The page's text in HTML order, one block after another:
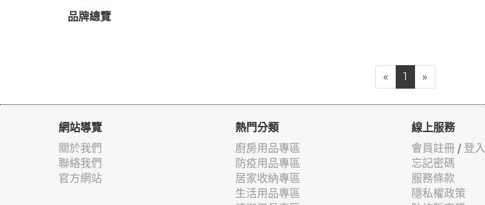
品牌總覽
« 1 »
網站導覽
關於我們
聯絡我們
官方網站
熱門分類
廚房用品專區
防疫用品專區
居家收納專區
生活用品專區
線上服務
會員註冊 / 登入
忘記密碼
服務條款
隱私權政策